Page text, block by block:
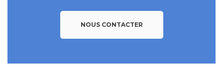
NOUS CONTACTER